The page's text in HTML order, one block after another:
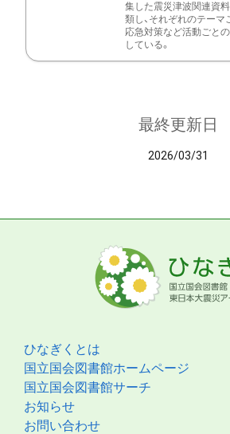
集した震災津波関連資
類し、それぞれのテー
応急対策など活動ごと
している。
最終更新日
2026/03/31
ひなぎくとは
国立国会図書館ホームページ
国立国会図書館サーチ
お知らせ
お問い合わせ